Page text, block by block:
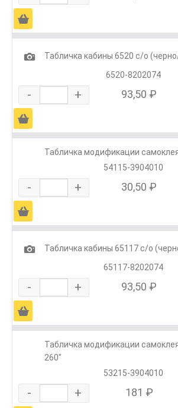
Ä
1
Табличка кабины 6520 с/о
6520-8202074
- + 93,50 ₽
Ä
Табличка модификации
54115-3904010
- + 30,50 ₽
Ä
1
Табличка кабины 65117 с/о
65117-8202074
- + 93,50 ₽
Ä
Табличка модификации
260"
53215-3904010
- + 181 ₽